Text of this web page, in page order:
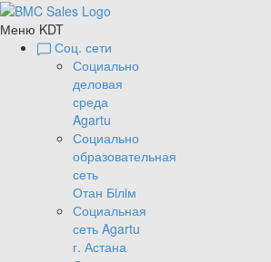
Меню KDT
Соц. сети
Социально
деловая
среда
Agartu
Социально
образовательная
сеть
Отан Бiлiм
Социальная
сеть Agartu
г. Астана